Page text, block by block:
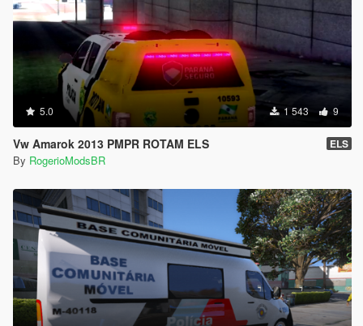
5.0 1 543 9
Vw Amarok 2013 PMPR ROTAM ELS ELS
By RogerioModsBR